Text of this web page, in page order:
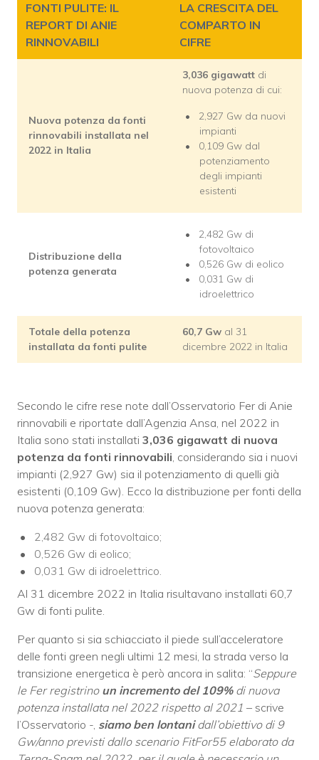
FONTI PULITE: IL
REPORT DI ANIE
RINNOVABILI
LA CRESCITA DEL
COMPARTO IN
CIFRE
Nuova potenza da fonti
rinnovabili installata nel
2022 in Italia
3,036 gigawatt di
nuova potenza di cui:
2,927 Gw da nuovi
impianti
0,109 Gw dal
potenziamento
degli impianti
esistenti
Distribuzione della
potenza generata
2,482 Gw di
fotovoltaico
0,526 Gw di eolico
0,031 Gw di
idroelettrico
Totale della potenza
installata da fonti pulite
60,7 Gw al 31
dicembre 2022 in Italia
Secondo le cifre rese note dall’Osservatorio Fer di Anie
rinnovabili e riportate dall’Agenzia Ansa, nel 2022 in
Italia sono stati installati 3,036 gigawatt di nuova
potenza da fonti rinnovabili, considerando sia i nuovi
impianti (2,927 Gw) sia il potenziamento di quelli già
esistenti (0,109 Gw). Ecco la distribuzione per fonti della
nuova potenza generata:
2,482 Gw di fotovoltaico;
0,526 Gw di eolico;
0,031 Gw di idroelettrico.
Al 31 dicembre 2022 in Italia risultavano installati 60,7
Gw di fonti pulite.
Per quanto si sia schiacciato il piede sull’acceleratore
delle fonti green negli ultimi 12 mesi, la strada verso la
transizione energetica è però ancora in salita: “Seppure
le Fer registrino un incremento del 109%di nuova
potenza installata nel 2022 rispetto al 2021 – scrive
l’Osservatorio -, siamo ben lontanidall’obiettivo di 9
Gw/anno previsti dallo scenario FitFor55 elaborato da